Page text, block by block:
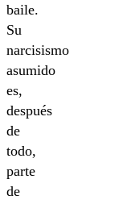
baile.
Su
narcisismo
asumido
es,
después
de
todo,
parte
de